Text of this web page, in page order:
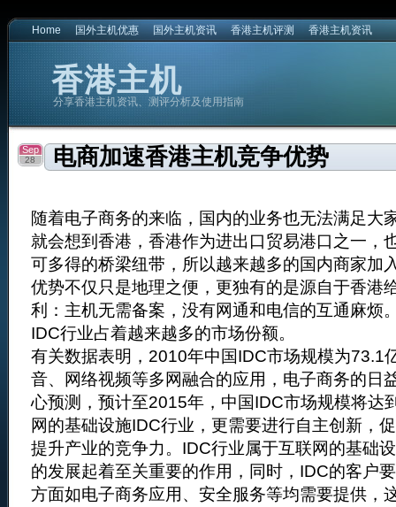
Home 国外主机优惠 国外主机资讯 香港主机评测 香港主机资讯
香港主机
分享香港主机资讯、测评分析及使用指南
电商加速香港主机竞争优势
Sep
28
随着电子商务的来临，国内的业务也无法满足大
就会想到香港，香港作为进出口贸易港口之一，
可多得的桥梁纽带，所以越来越多的国内商家加
优势不仅只是地理之便，更独有的是源自于香港
利：主机无需备案，没有网通和电信的互通麻烦
IDC行业占着越来越多的市场份额。
有关数据表明，2010年中国IDC市场规模为73.1
音、网络视频等多网融合的应用，电子商务的日
心预测，预计至2015年，中国IDC市场规模将达
网的基础设施IDC行业，更需要进行自主创新，
提升产业的竞争力。IDC行业属于互联网的基础
的发展起着至关重要的作用，同时，IDC的客户
方面如电子商务应用、安全服务等均需要提供，